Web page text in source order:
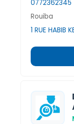
0772362345
Rouiba
1 RUE HABIB